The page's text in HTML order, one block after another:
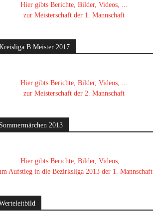
Hier gibts Berichte, Bilder, Videos, ...
zur Meisterschaft der 1. Mannschaft
B Meister 2017
Hier gibts Berichte, Bilder, Videos, ...
zur Meisterschaft der 2. Mannschaft
2013
Hier gibts Berichte, Bilder, Videos, ...
Aufstieg in die Bezirksliga 2013 der 1. Mannschaft